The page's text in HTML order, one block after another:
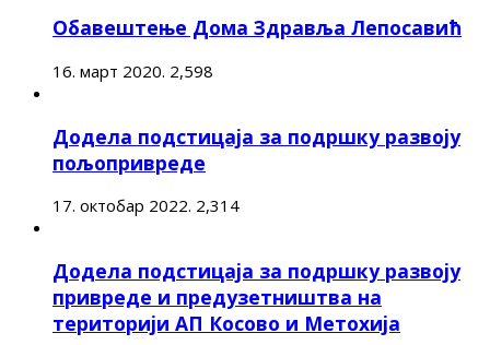
Обавештење Дома Здравља Лепосавић
16. март 2020. 2,598
Додела подстицаја за подршку развоју
пољопривреде
17. октобар 2022. 2,314
Додела подстицаја за подршку развоју
привреде и предузетништва на
територији АП Косово и Метохија